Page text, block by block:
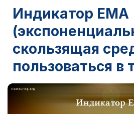
Индикатор EMA
скользящая
пользоваться в